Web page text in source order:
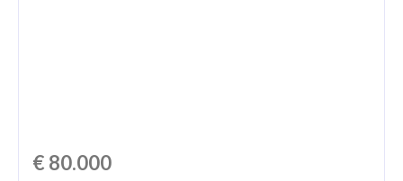
€ 80.000